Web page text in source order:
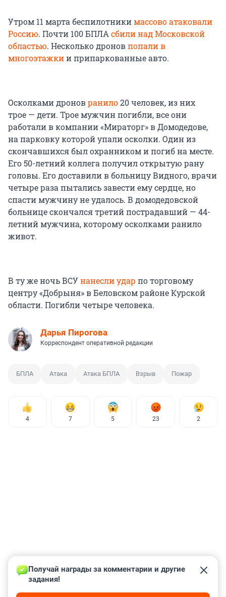
Утром 11 марта беспилотникимассово атаковали
Россию. Почти 100 БПЛАсбили над Московской
областью. Несколько дроновпопали в
многоэтажкии припаркованные авто.
Осколками дроновранило20 человек, из них
трое — дети. Трое мужчин погибли, все они
работали в компании «Мираторг» в Домодедове,
на парковку которой упали осколки. Один из
скончавшихся был охранником и погиб на месте.
Его 50-летний коллега получил открытую рану
головы. Его доставили в больницу Видного, врачи
четыре раза пытались завести ему сердце, но
спасти мужчину не удалось. В домодедовской
больнице скончался третий пострадавший — 44-
летний мужчина, которому осколками ранило
живот.
В ту же ночь ВСУнанесли удар по торговому
центру «Добрыня» в Беловском районе Курской
области. Погибли четыре человека.
Дарья Пирогова
Корреспондент оперативной редакции
БПЛА Атака Атака БПЛА Взрыв Пожар
4 7 5 23 2
Получай награды за комментарии и другие
задания!